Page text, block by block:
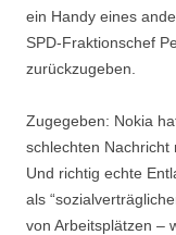
ein Handy eines
SPD-Fraktionschef
zurückzugeben.
Zugegeben: Nokia
schlechten Nachricht
Und richtig echte
als
von Arbeitsplätzen –